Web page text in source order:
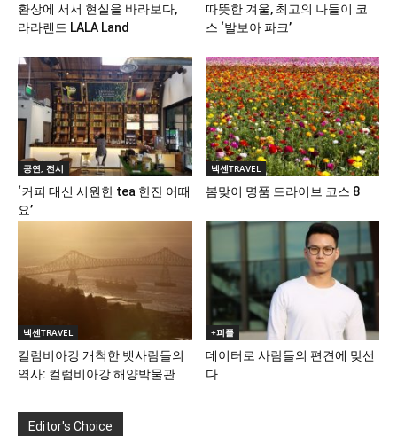
환상에 서서 현실을 바라보다,
라라랜드 LALA Land
따뜻한 겨울, 최고의 나들이 코
스 ‘발보아 파크’
공연, 전시
‘커피 대신 시원한 tea 한잔 어때
요’
넥센TRAVEL
봄맞이 명품 드라이브 코스 8
넥센TRAVEL
컬럼비아강 개척한 뱃사람들의
역사: 컬럼비아강 해양박물관
+피플
데이터로 사람들의 편견에 맞선
다
Editor's Choice